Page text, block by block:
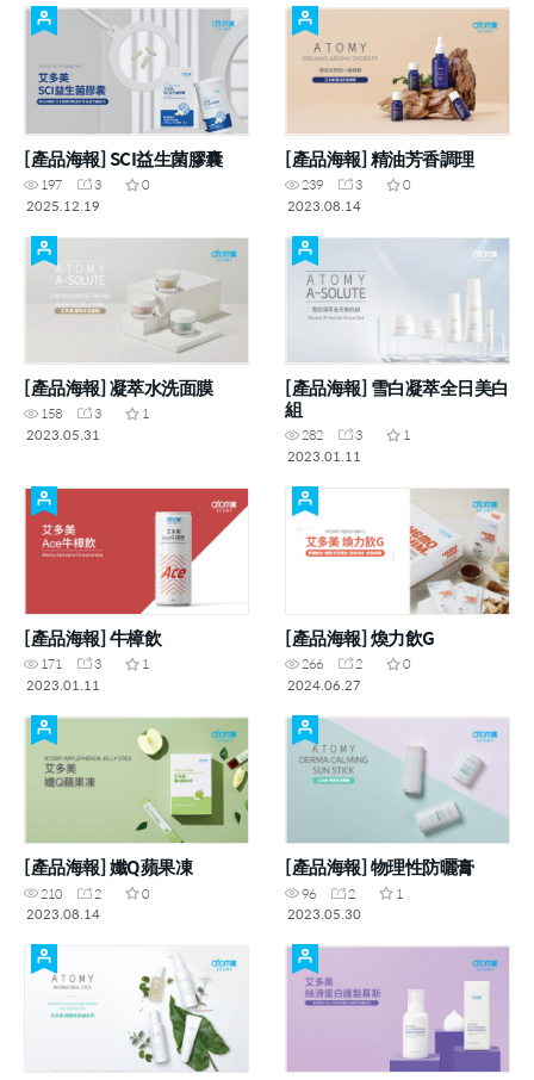
[產品海報] SCI益生菌膠囊
197 3
0
2025.12.19
[產品海報] 精油芳香調理
239 3
0
2023.08.14
[產品海報] 凝萃水洗面膜
158 3
1
2023.05.31
[產品海報] 雪白凝萃全日美白
組
282 3
1
2023.01.11
[產品海報] 牛樟飲
171 3
1
2023.01.11
[產品海報] 煥力飲G
266 2
0
2024.06.27
[產品海報] 孅Q蘋果凍
210 2
0
2023.08.14
[產品海報] 物理性防曬膏
96 2
1
2023.05.30